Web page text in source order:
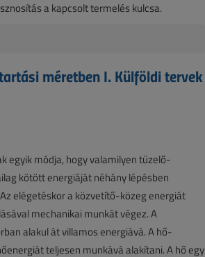
a kapcsolt termelés kulcsa.
méretben I. Külföldi tervek
egyik módja, hogy valamilyen tüzelő-
kötött energiáját néhány lépésben
elégetéskor a közvetítő-közeg energiát
mechanikai munkát végez. A
alakul át villamos energiává. A hő-
teljesen munkává alakítani. A hő egy